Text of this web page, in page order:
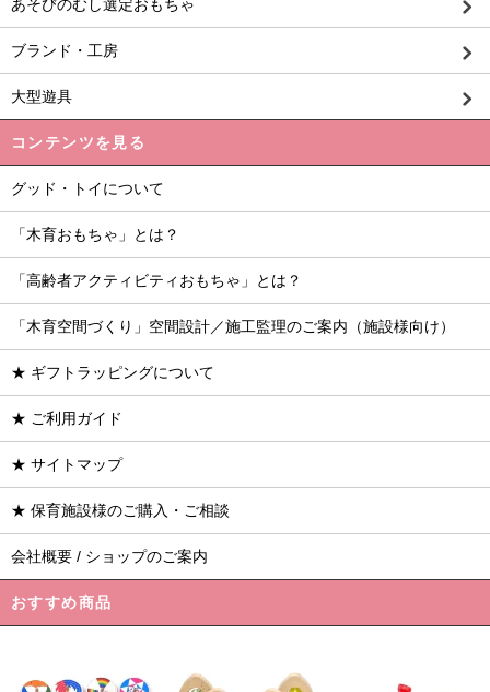
あそびのむし選定おもちゃ
ブランド・工房
大型遊具
コンテンツを見る
グッド・トイについて
「木育おもちゃ」とは？
「高齢者アクティビティおもちゃ」とは？
「木育空間づくり」空間設計／施工監理のご案内（施設様向け）
★ ギフトラッピングについて
★ ご利用ガイド
★ サイトマップ
★ 保育施設様のご購入・ご相談
会社概要 / ショップのご案内
おすすめ商品